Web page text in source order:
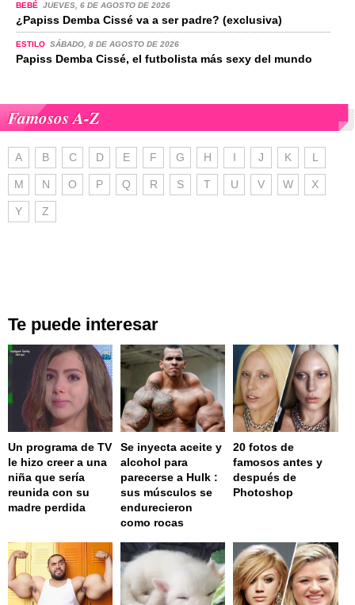
BEBÉ JUEVES, 6 DE AGOSTO DE 2026
¿Papiss Demba Cissé va a ser padre? (exclusiva)
ESTILO SÁBADO, 8 DE AGOSTO DE 2026
Papiss Demba Cissé, el futbolista más sexy del mundo
Famosos A-Z
A B C D E F G H I J K L
M N O P Q R S T U V W X
Y Z
Te puede interesar
Un programa de TV
le hizo creer a una
niña que sería
reunida con su
madre perdida
Se inyecta aceite y
alcohol para
parecerse a Hulk :
sus músculos se
endurecieron
como rocas
20 fotos de
famosos antes y
después de
Photoshop